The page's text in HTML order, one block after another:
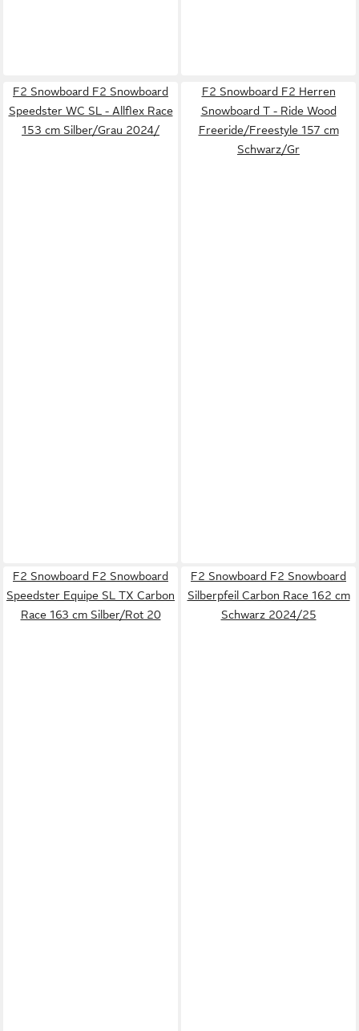
F2 Snowboard F2 Snowboard
Speedster WC SL - Allflex Race
153 cm Silber/Grau 2024/
F2 Snowboard F2 Herren
Snowboard T - Ride Wood
Freeride/Freestyle 157 cm
Schwarz/Gr
F2 Snowboard F2 Snowboard
Speedster Equipe SL TX Carbon
Race 163 cm Silber/Rot 20
F2 Snowboard F2 Snowboard
Silberpfeil Carbon Race 162 cm
Schwarz 2024/25